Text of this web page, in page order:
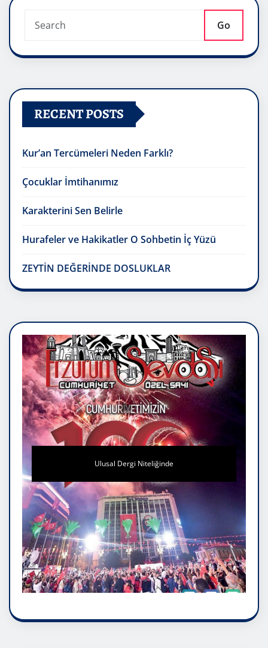
Go
RECENT POSTS
Kur’an Tercümeleri Neden Farklı?
Çocuklar İmtihanımız
Karakterini Sen Belirle
Hurafeler ve Hakikatler O Sohbetin İç Yüzü
ZEYTİN DEĞERİNDE DOSLUKLAR
Ulusal Dergi Niteliğinde